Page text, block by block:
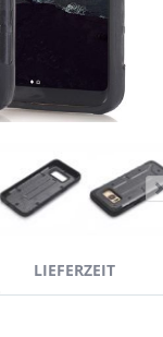
LIEFERZEIT